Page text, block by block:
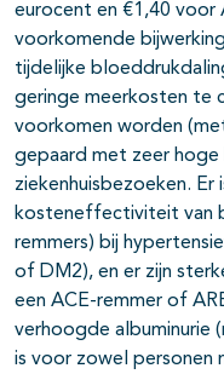
eurocent en €1,40 voor
voorkomende
tijdelijke
geringe meerkosten te
voorkomen worden
gepaard met zeer
ziekenhuisbezoeken.
kosteneffectiviteit van
remmers) bij
of DM2), en er zijn
een ACE-remmer of
verhoogde albuminurie
is voor zowel personen